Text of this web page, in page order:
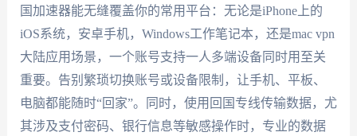
国加速器能无缝覆盖你的常用平台：无论是iPhone上的
iOS系统，安卓手机，Windows工作笔记本，还是mac vpn
大陆应用场景，一个账号支持一人多端设备同时用至关
重要。告别繁琐切换账号或设备限制，让手机、平板、
电脑都能随时“回家”。同时，使用回国专线传输数据，尤
其涉及支付密码、银行信息等敏感操作时，专业的数据